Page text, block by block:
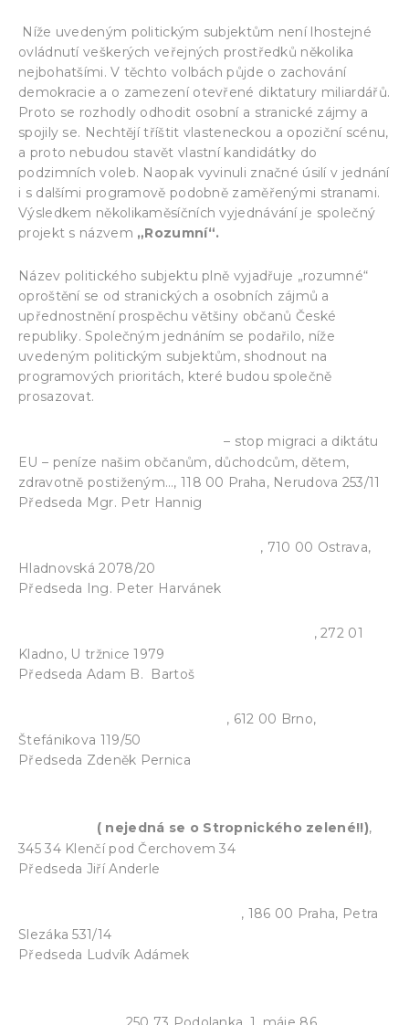
Níže uvedeným politickým subjektům není lhostejné
ovládnutí veškerých veřejných prostředků několika
nejbohatšími. V těchto volbách půjde o zachování
demokracie a o zamezení otevřené diktatury miliardářů.
Proto se rozhodly odhodit osobní a stranické zájmy a
spojily se. Nechtějí tříštit vlasteneckou a opoziční scénu,
a proto nebudou stavět vlastní kandidátky do
podzimních voleb. Naopak vyvinuli značné úsilí v jednání
i s dalšími programově podobně zaměřenými stranami.
Výsledkem několikaměsíčních vyjednávání je společný
projekt s názvem „Rozumní“.
Název politického subjektu plně vyjadřuje „rozumné“
oproštění se od stranických a osobních zájmů a
upřednostnění prospěchu většiny občanů České
republiky. Společným jednáním se podařilo, níže
uvedeným politickým subjektům, shodnout na
programových prioritách, které budou společně
prosazovat.
Politická strana ROZUMNÍ– stop migraci a diktátu
EU – peníze našim občanům, důchodcům, dětem,
zdravotně postiženým…, 118 00 Praha, Nerudova 253/11
Předseda Mgr. Petr Hannig
, 710 00 Ostrava,
Hladnovská 2078/20
Předseda Ing. Peter Harvánek
, 272 01
Kladno, U tržnice 1979
Předseda Adam B. Bartoš
, 612 00 Brno,
Štefánikova 119/50
Předseda Zdeněk Pernica
( nejedná se o Stropnického zelené!!),
345 34 Klenčí pod Čerchovem 34
Předseda Jiří Anderle
, 186 00 Praha, Petra
Slezáka 531/14
Předseda Ludvík Adámek